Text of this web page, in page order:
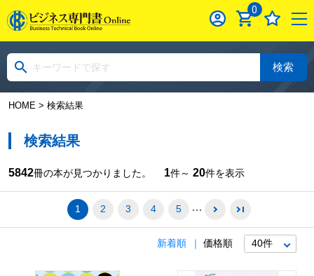
0
検索
HOME> 検索結果
検索結果
5842冊の本が見つかりました。 1件～ 20件を表示
1 2 3 4 5
新着順 価格順